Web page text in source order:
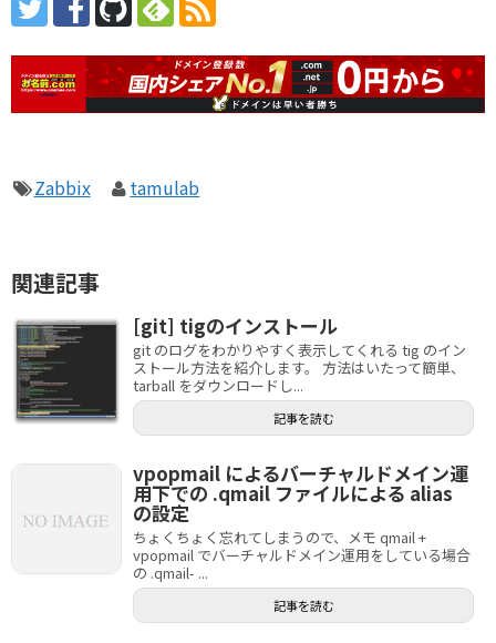
Zabbix tamulab
関連記事
[git] tigのインストール
git のログをわかりやすく表示してくれる tig のイン
ストール方法を紹介します。 方法はいたって簡単、
tarball をダウンロードし...
記事を読む
vpopmail によるバーチャルドメイン運
用下での .qmail ファイルによる alias
の設定
ちょくちょく忘れてしまうので、メモ qmail +
vpopmail でバーチャルドメイン運用をしている場合
の .qmail- ...
記事を読む